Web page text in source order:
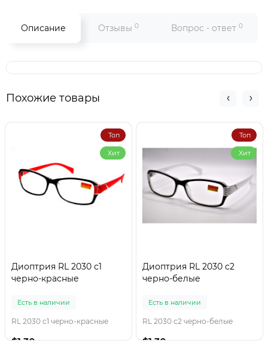
Описание Отзывы 0 Вопрос - ответ 0
Похожие товары
Топ
Хит
Диоптрия RL 2030 с1
черно-красные
Есть в наличии
RL 2030 с1 черно-красные
$1.30
Топ
Хит
Диоптрия RL 2030 с2
черно-белые
Есть в наличии
RL 2030 с2 черно-белые
$1.30